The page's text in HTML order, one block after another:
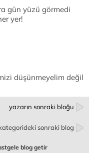
gün yüzü görmedi
yer!
düşünmeyelim değil
yazarın sonraki bloğu
sonraki blog
blog getir